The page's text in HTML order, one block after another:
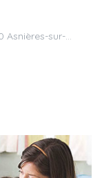
53 Grande Rue Charles de Gaulle, 92600 Asnières-sur-Seine, France